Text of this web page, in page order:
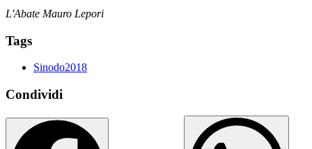
L'Abate Mauro Lepori
Tags
Sinodo2018
Condividi